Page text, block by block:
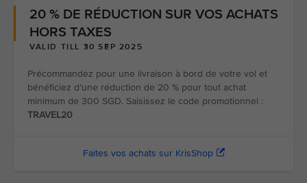
20 % DE RÉDUCTION SUR VOS ACHATS
HORS TAXES
VALID TILL 30 SEP 2025
Précommandez pour une livraison à bord de votre vol et
bénéficiez d’une réduction de 20 % pour tout achat
minimum de 300 SGD. Saisissez le code promotionnel :
TRAVEL20
Faites vos achats sur KrisShop